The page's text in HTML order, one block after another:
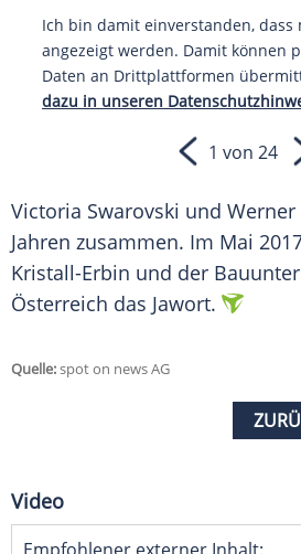
Ich bin damit einverstanden,
angezeigt werden. Damit können
Daten an Drittplattformen
dazu in unseren
1 von 24
Victoria Swarovski und Werner
Jahren zusammen. Im Mai
Kristall-Erbin und der
Österreich das Jawort.
Quelle:spot on news AG
Video